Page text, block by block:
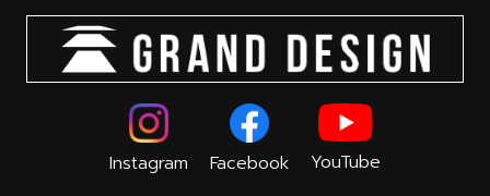
Instagram Facebook YouTube